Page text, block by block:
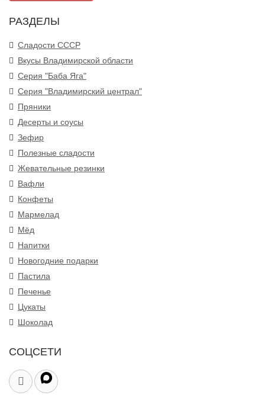
РАЗДЕЛЫ
Сладости СССР
Вкусы Владимирской области
Серия "Баба Яга"
Серия "Владимирский централ"
Пряники
Десерты и соусы
Зефир
Полезные сладости
Жевательные резинки
Вафли
Конфеты
Мармелад
Мёд
Напитки
Новогодние подарки
Пастила
Печенье
Цукаты
Шоколад
СОЦСЕТИ